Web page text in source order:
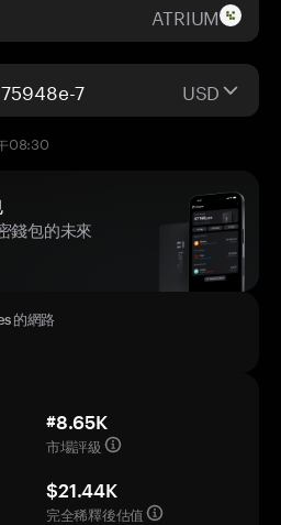
ATRIUM
USD
08:30
錢包的未來
的網路
#8.65K
市場評級
$21.44K
完全稀釋後估值